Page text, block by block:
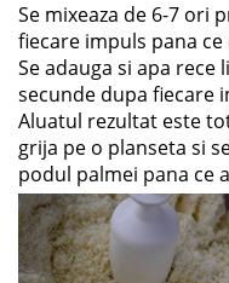
Se mixeaza de 6-7 ori
fiecare impuls pana
Se adauga si apa
secunde dupa fiecare
Aluatul rezultat este
grija pe o planseta si
podul palmei pana ce